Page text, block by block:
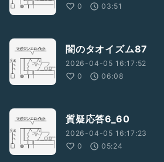
0
03:51
闇のタオイズム87
2026-04-05 16:17:52
0
06:08
質疑応答6_60
2026-04-05 16:17:23
0
05:24